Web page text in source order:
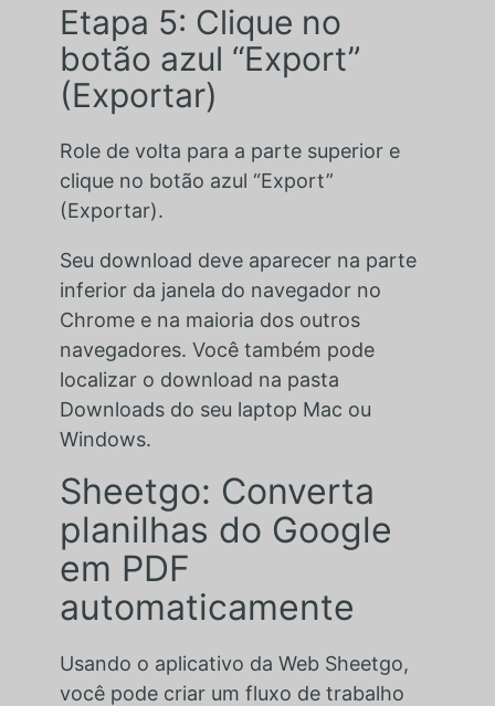
Etapa 5: Clique no
botão azul “Export”
(Exportar)
Role de volta para a parte superior e
clique no botão azul “Export”
(Exportar).
Seu download deve aparecer na parte
inferior da janela do navegador no
Chrome e na maioria dos outros
navegadores. Você também pode
localizar o download na pasta
Downloads do seu laptop Mac ou
Windows.
Sheetgo: Converta
planilhas do Google
em PDF
automaticamente
Usando o aplicativo da Web Sheetgo,
você pode criar um fluxo de trabalho